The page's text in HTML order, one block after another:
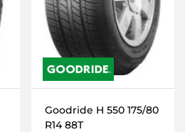
Goodride H 550 175/80
R14 88T